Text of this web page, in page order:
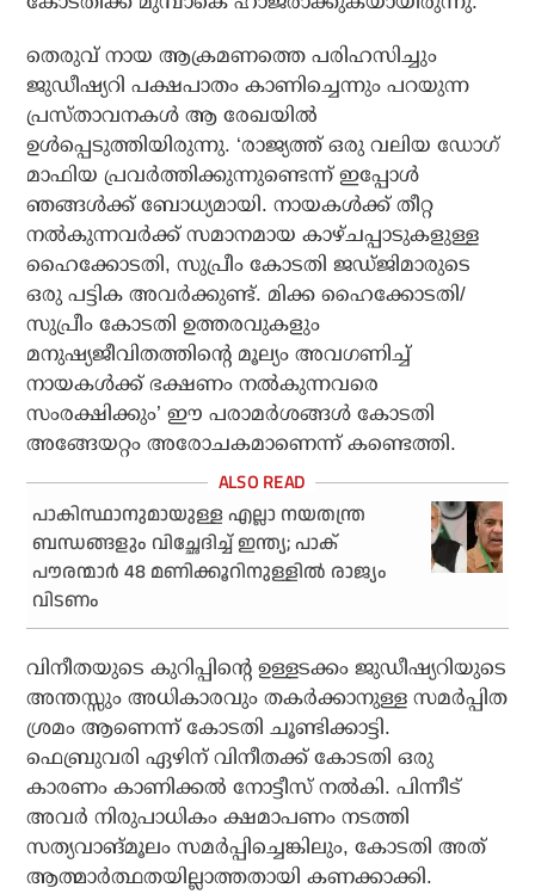
തെരുവ് നായ ആക്രമണത്തെ പരിഹസിച്ചും
ജുഡീഷ്യറി പക്ഷപാതം കാണിച്ചെന്നും പറയുന്ന
പ്രസ്താവനകൾ ആ രേഖയിൽ
ഉൾപ്പെടുത്തിയിരുന്നു. ‘രാജ്യത്ത് ഒരു വലിയ ഡോഗ്
മാഫിയ പ്രവർത്തിക്കുന്നുണ്ടെന്ന് ഇപ്പോൾ
ഞങ്ങൾക്ക് ബോധ്യമായി. നായകൾക്ക് തീറ്റ
നൽകുന്നവർക്ക് സമാനമായ കാഴ്ചപ്പാടുകളുള്ള
ഹൈക്കോടതി, സുപ്രീം കോടതി ജഡ്ജിമാരുടെ
ഒരു പട്ടിക അവർക്കുണ്ട്. മിക്ക ഹൈക്കോടതി/
സുപ്രീം കോടതി ഉത്തരവുകളും
മനുഷ്യജീവിതത്തിന്റെ മൂല്യം അവഗണിച്ച്
നായകൾക്ക് ഭക്ഷണം നൽകുന്നവരെ
സംരക്ഷിക്കും’ ഈ പരാമർശങ്ങൾ കോടതി
അങ്ങേയറ്റം അരോചകമാണെന്ന് കണ്ടെത്തി.
പാകിസ്ഥാനുമായുള്ള എല്ലാ നയതന്ത്ര
ബന്ധങ്ങളും വിച്ഛേദിച്ച് ഇന്ത്യ; പാക്
പൗരന്മാര്‍ 48 മണിക്കൂറിനുള്ളില്‍ രാജ്യം
വിടണം
വിനീതയുടെ കുറിപ്പിന്റെ ഉള്ളടക്കം ജുഡീഷ്യറിയുടെ
അന്തസ്സും അധികാരവും തകർക്കാനുള്ള സമർപ്പിത
ശ്രമം ആണെന്ന് കോടതി ചൂണ്ടിക്കാട്ടി.
ഫെബ്രുവരി ഏഴിന് വിനീതക്ക് കോടതി ഒരു
കാരണം കാണിക്കൽ നോട്ടീസ് നൽകി. പിന്നീട്
അവർ നിരുപാധികം ക്ഷമാപണം നടത്തി
സത്യവാങ്മൂലം സമർപ്പിച്ചെങ്കിലും, കോടതി അത്
ആത്മാർത്ഥതയില്ലാത്തതായി കണക്കാക്കി.